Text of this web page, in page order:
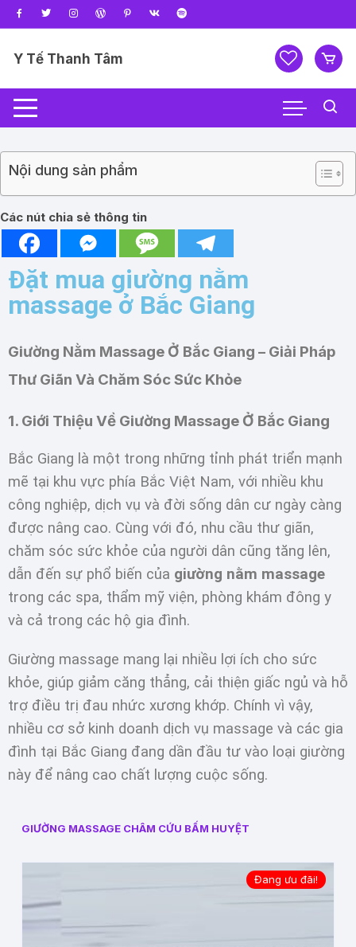
Y Tế Thanh Tâm
Nội dung sản phẩm
Các nút chia sẻ thông tin
Đặt mua giường nằm
massage ở Bắc Giang
Giường Nằm Massage Ở Bắc Giang – Giải Pháp
Thư Giãn Và Chăm Sóc Sức Khỏe
1. Giới Thiệu Về Giường Massage Ở Bắc Giang
Bắc Giang là một trong những tỉnh phát triển mạnh
mẽ tại khu vực phía Bắc Việt Nam, với nhiều khu
công nghiệp, dịch vụ và đời sống dân cư ngày càng
được nâng cao. Cùng với đó, nhu cầu thư giãn,
chăm sóc sức khỏe của người dân cũng tăng lên,
dẫn đến sự phổ biến của giường nằm massage
trong các spa, thẩm mỹ viện, phòng khám đông y
và cả trong các hộ gia đình.
Giường massage mang lại nhiều lợi ích cho sức
khỏe, giúp giảm căng thẳng, cải thiện giấc ngủ và hỗ
trợ điều trị đau nhức xương khớp. Chính vì vậy,
nhiều cơ sở kinh doanh dịch vụ massage và các gia
đình tại Bắc Giang đang dần đầu tư vào loại giường
này để nâng cao chất lượng cuộc sống.
GIƯỜNG MASSAGE CHÂM CỨU BẤM HUYỆT
Đang ưu đãi!